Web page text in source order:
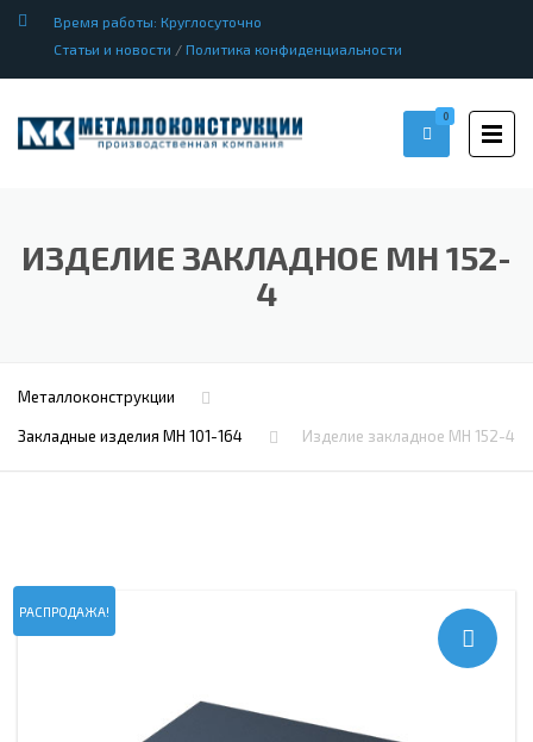
Время работы: Круглосуточно
Статьи и новости / Политика конфиденциальности
0
ИЗДЕЛИЕ ЗАКЛАДНОЕ МН 152-
4
Металлоконструкции
Закладные изделия МН 101-164 Изделие закладное МН 152-4
РАСПРОДАЖА!